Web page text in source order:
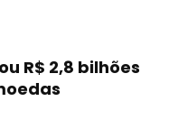
R$ 2,8 bilhões